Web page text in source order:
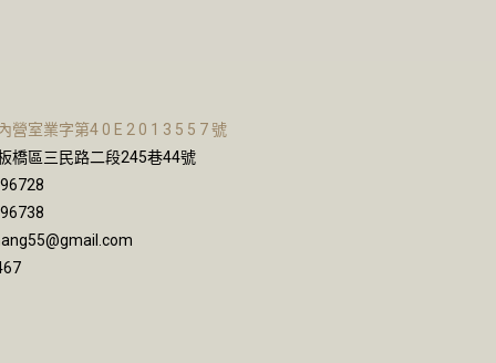
營室業字第4 0 E 2 0 1 3 5 5 7 號
橋區三民路二段245巷44號